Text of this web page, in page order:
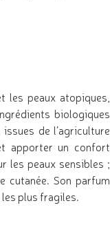
les peaux atopiques,
biologiques
de l’agriculture
apporter un confort
les peaux sensibles ;
cutanée. Son parfum
les plus fragiles.